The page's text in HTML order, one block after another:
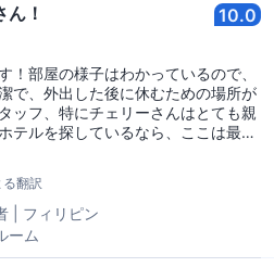
！ 10.0
！部屋の様子はわかっているので、
で、外出した後に休むための場所が
ッフ、特にチェリーさんはとても親
テルを探しているなら、ここは最良
。しかし、親切なフィリピンのスタ
ら、ここを強くお勧めします！
翻訳
フィリピン
ーム